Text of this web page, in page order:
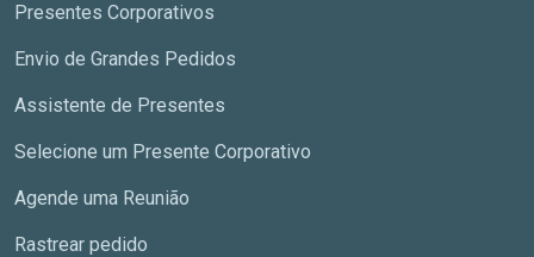
Presentes Corporativos
Envio de Grandes Pedidos
Assistente de Presentes
Selecione um Presente Corporativo
Agende uma Reunião
Rastrear pedido